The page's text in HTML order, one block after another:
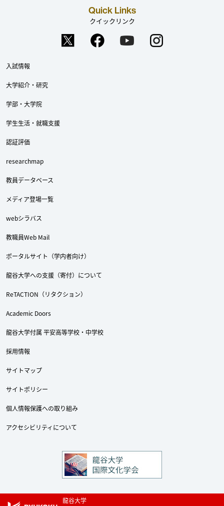
Quick Links
クイックリンク
入試情報
大学紹介・研究
学部・大学院
学生生活・就職支援
認証評価
researchmap
教員データベース
メディア登場一覧
webシラバス
教職員Web Mail
ポータルサイト（学内者向け）
龍谷大学への支援（寄付）について
ReTACTION（リタクション）
Academic Doors
龍谷大学付属 平安高等学校・中学校
採用情報
サイトマップ
サイトポリシー
個人情報保護への取り組み
アクセシビリティについて
龍谷大学